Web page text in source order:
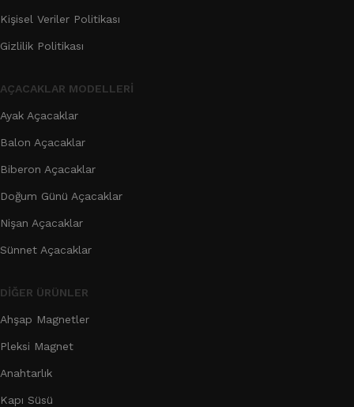
Kişisel Veriler Politikası
Gizlilik Politikası
AÇACAKLAR MODELLERI
Ayak Açacaklar
Balon Açacaklar
Biberon Açacaklar
Doğum Günü Açacaklar
Nişan Açacaklar
Sünnet Açacaklar
DIĞER ÜRÜNLER
Ahşap Magnetler
Pleksi Magnet
Anahtarlık
Kapı Süsü